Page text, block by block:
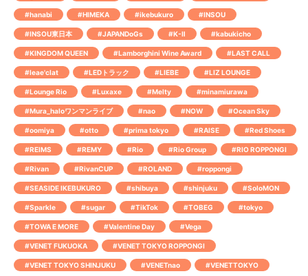
#hanabi #HIMEKA #ikebukuro #INSOU
#INSOU東日本 #JAPANDoGs #K-Ⅱ #kabukicho
#KINGDOM QUEEN #Lamborghini Wine Award #LAST CALL
#leae'clat #LEDトラック #LIEBE #LIZ LOUNGE
#Lounge Rio #Luxaxe #Melty #minamiurawa
#Mura_haloワンマンライブ #nao #NOW #Ocean Sky
#oomiya #otto #prima tokyo #RAISE #Red Shoes
#REIMS #REMY #Rio #Rio Group #RIO ROPPONGI
#Rivan #RivanCUP #ROLAND #roppongi
#SEASIDE IKEBUKURO #shibuya #shinjuku #SoloMON
#Sparkle #sugar #TikTok #TOBEG #tokyo
#TOWA E MORE #Valentine Day #Vega
#VENET FUKUOKA #VENET TOKYO ROPPONGI
#VENET TOKYO SHINJUKU #VENETnao #VENETTOKYO